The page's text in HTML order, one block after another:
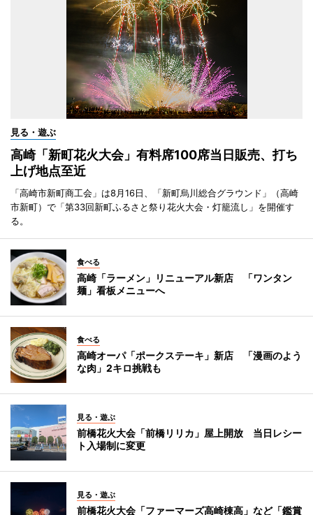
見る・遊ぶ
高崎「新町花火大会」有料席100席当日販売、打ち
上げ地点至近
「高崎市新町商工会」は8月16日、「新町烏川総合グラウンド」（高崎
市新町）で「第33回新町ふるさと祭り花火大会・灯籠流し」を開催す
る。
食べる
高崎「ラーメン」リニューアル新店 「ワンタン
麺」看板メニューへ
食べる
高崎オーパ「ポークステーキ」新店 「漫画のよう
な肉」2キロ挑戦も
見る・遊ぶ
前橋花火大会「前橋リリカ」屋上開放 当日レシー
ト入場制に変更
見る・遊ぶ
前橋花火大会「ファーマーズ高崎棟高」など「鑑賞